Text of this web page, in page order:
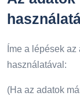
Íme a lépések
használatával:
(Ha az adatok